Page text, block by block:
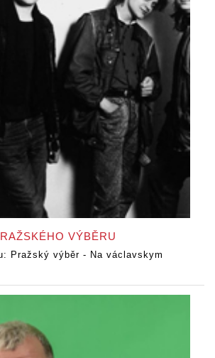
VÝBĚRU
Pražský výběr - Na václavskym